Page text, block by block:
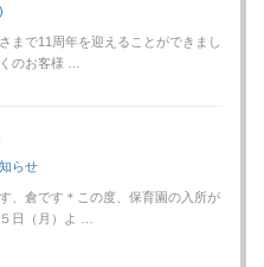
まで11周年を迎えることができまし
のお客様 …
らせ
、倉です＊この度、保育園の入所が
日（月）よ …